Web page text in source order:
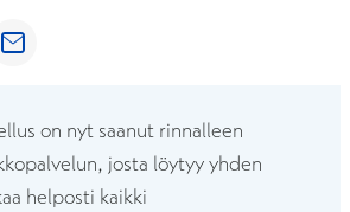
ikkunaan
Avautuu uuteen ikkunaan
on nyt saanut rinnalleen
josta löytyy yhden
helposti kaikki